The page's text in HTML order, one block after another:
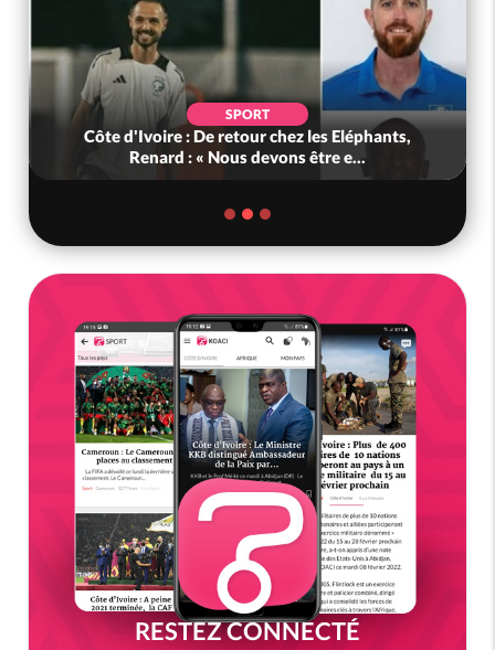
SPORT
Côte d'Ivoire : De retour chez les Eléphants,
Renard : « Nous devons être e...
RESTEZ CONNECTÉ